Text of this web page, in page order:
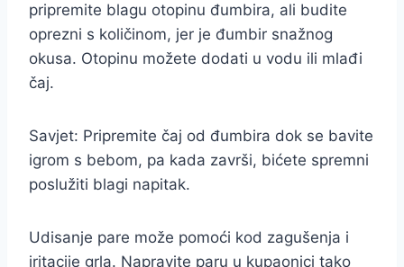
pripremite blagu otopinu đumbira, ali budite
oprezni s količinom, jer je đumbir snažnog
okusa. Otopinu možete dodati u vodu ili mlađi
čaj.
Savjet: Pripremite čaj od đumbira dok se bavite
igrom s bebom, pa kada završi, bićete spremni
poslužiti blagi napitak.
Udisanje pare može pomoći kod zagušenja i
iritacije grla. Napravite paru u kupaonici tako